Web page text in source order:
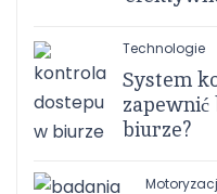
Technologie
System
biurze?